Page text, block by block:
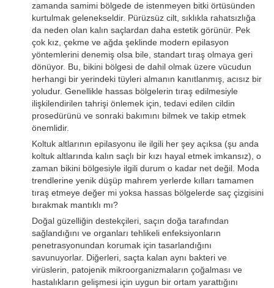
zamanda samimi bölgede de istenmeyen bitki örtüsünden
kurtulmak gelenekseldir. Pürüzsüz cilt, sıklıkla rahatsızlığa
da neden olan kalın saçlardan daha estetik görünür. Pek
çok kız, çekme ve ağda şeklinde modern epilasyon
yöntemlerini denemiş olsa bile, standart tıraş olmaya geri
dönüyor. Bu, bikini bölgesi de dahil olmak üzere vücudun
herhangi bir yerindeki tüyleri almanın kanıtlanmış, acısız bir
yoludur. Genellikle hassas bölgelerin tıraş edilmesiyle
ilişkilendirilen tahrişi önlemek için, tedavi edilen cildin
prosedürünü ve sonraki bakımını bilmek ve takip etmek
önemlidir.
Koltuk altlarının epilasyonu ile ilgili her şey açıksa (şu anda
koltuk altlarında kalın saçlı bir kızı hayal etmek imkansız), o
zaman bikini bölgesiyle ilgili durum o kadar net değil. Moda
trendlerine yenik düşüp mahrem yerlerde kılları tamamen
tıraş etmeye değer mi yoksa hassas bölgelerde saç çizgisini
bırakmak mantıklı mı?
Doğal güzelliğin destekçileri, saçın doğa tarafından
sağlandığını ve organları tehlikeli enfeksiyonların
penetrasyonundan korumak için tasarlandığını
savunuyorlar. Diğerleri, saçta kalan aynı bakteri ve
virüslerin, patojenik mikroorganizmaların çoğalması ve
hastalıkların gelişmesi için uygun bir ortam yarattığını